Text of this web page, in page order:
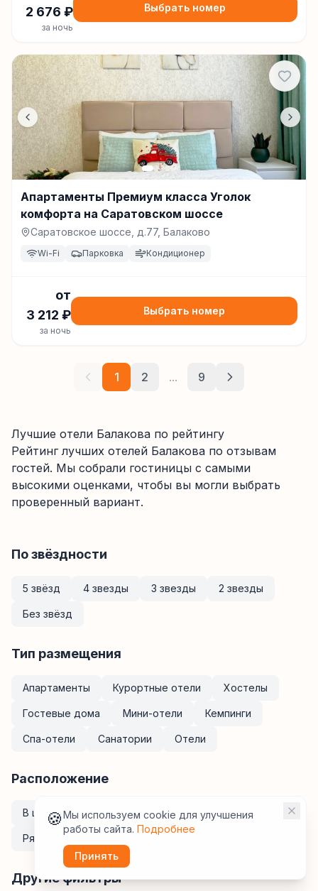
2 676 ₽
за ночь
Выбрать номер
Апартаменты Премиум класса Уголок
комфорта на Саратовском шоссе
Саратовское шоссе, д.77, Балаково
Wi-Fi Парковка Кондиционер
от
3 212 ₽
за ночь
Выбрать номер
1 2 ... 9
Лучшие отели Балакова по рейтингу
Рейтинг лучших отелей Балакова по отзывам
гостей. Мы собрали гостиницы с самыми
высокими оценками, чтобы вы могли выбрать
проверенный вариант.
По звёздности
5 звёзд 4 звезды 3 звезды 2 звезды
Без звёзд
Тип размещения
Апартаменты Курортные отели Хостелы
Гостевые дома Мини-отели Кемпинги
Спа-отели Санатории Отели
Расположение
В центре У метро Рядом с ж/д вокзалом
Рядом с аэропортом
Другие фильтры
🍪Мы используем cookie для улучшения
работы сайта. Подробнее
Принять